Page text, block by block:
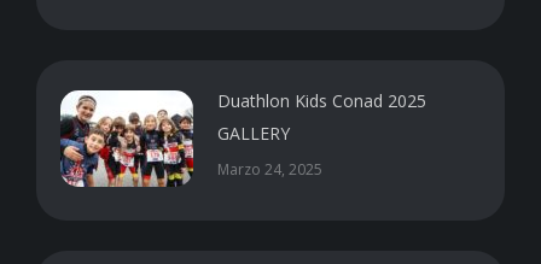
Duathlon Kids Conad 2025
GALLERY
Marzo 24, 2025